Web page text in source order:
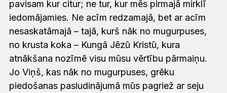
pavisam kur citur; ne tur, kur mēs pirmajā mirklī
iedomājamies. Ne acīm redzamajā, bet ar acīm
nesaskatāmajā – tajā, kurš nāk no mugurpuses,
no krusta koka – Kungā Jēzū Kristū, kura
atnākšana nozīmē visu mūsu vērtību pārmaiņu.
Jo Viņš, kas nāk no mugurpuses, grēku
piedošanas pasludinājumā mūs pagriež ar seju